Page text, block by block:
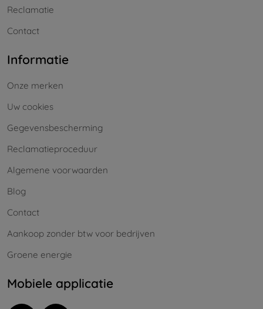
Reclamatie
Contact
Informatie
Onze merken
Uw cookies
Gegevensbescherming
Reclamatieproceduur
Algemene voorwaarden
Blog
Contact
Aankoop zonder btw voor bedrijven
Groene energie
Mobiele applicatie